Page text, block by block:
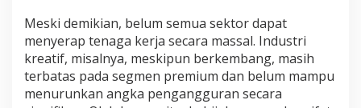
Meski demikian, belum semua sektor dapat
menyerap tenaga kerja secara massal. Industri
kreatif, misalnya, meskipun berkembang, masih
terbatas pada segmen premium dan belum mampu
menurunkan angka pengangguran secara